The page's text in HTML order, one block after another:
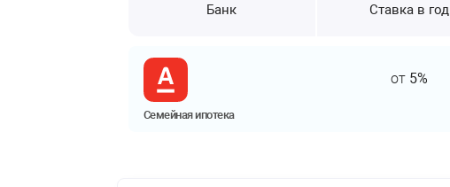
Банк Ставка в год
Семейная ипотека
от 5%